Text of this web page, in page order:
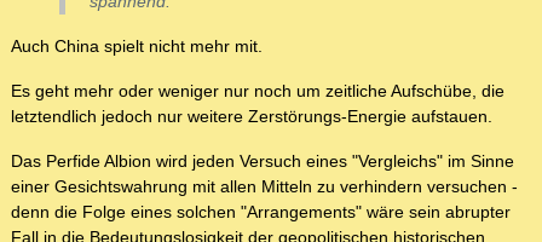
Auch China spielt nicht mehr mit.
Es geht mehr oder weniger nur noch um zeitliche Aufschübe, die
letztendlich jedoch nur weitere Zerstörungs-Energie aufstauen.
Das Perfide Albion wird jeden Versuch eines "Vergleichs" im Sinne
einer Gesichtswahrung mit allen Mitteln zu verhindern versuchen -
denn die Folge eines solchen "Arrangements" wäre sein abrupter
Fall in die Bedeutungslosigkeit der geopolitischen historischen